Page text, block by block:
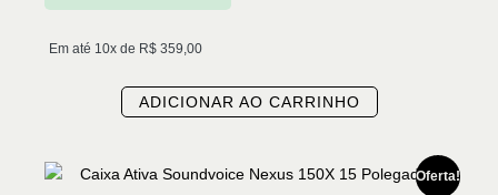
Em até 10x de R$ 359,00
ADICIONAR AO CARRINHO
Oferta!